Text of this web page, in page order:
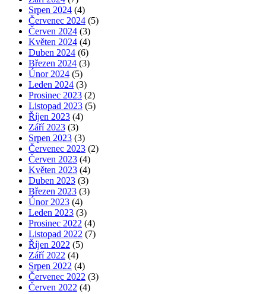
Srpen 2024 (4)
Červenec 2024 (5)
Červen 2024 (3)
Květen 2024 (4)
Duben 2024 (6)
Březen 2024 (3)
Únor 2024 (5)
Leden 2024 (3)
Prosinec 2023 (2)
Listopad 2023 (5)
Říjen 2023 (4)
Září 2023 (3)
Srpen 2023 (3)
Červenec 2023 (2)
Červen 2023 (4)
Květen 2023 (4)
Duben 2023 (3)
Březen 2023 (3)
Únor 2023 (4)
Leden 2023 (3)
Prosinec 2022 (4)
Listopad 2022 (7)
Říjen 2022 (5)
Září 2022 (4)
Srpen 2022 (4)
Červenec 2022 (3)
Červen 2022 (4)